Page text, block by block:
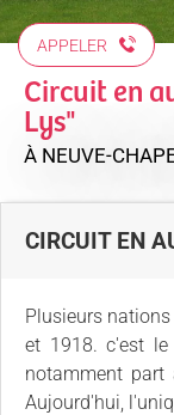
APPELER
Circuit en
Lys"
À NEUVE-
CIRCUIT EN
Plusieurs
et 1918. c'est
notamment
Aujourd'hui,